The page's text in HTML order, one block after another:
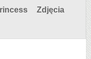
Zdjęcia